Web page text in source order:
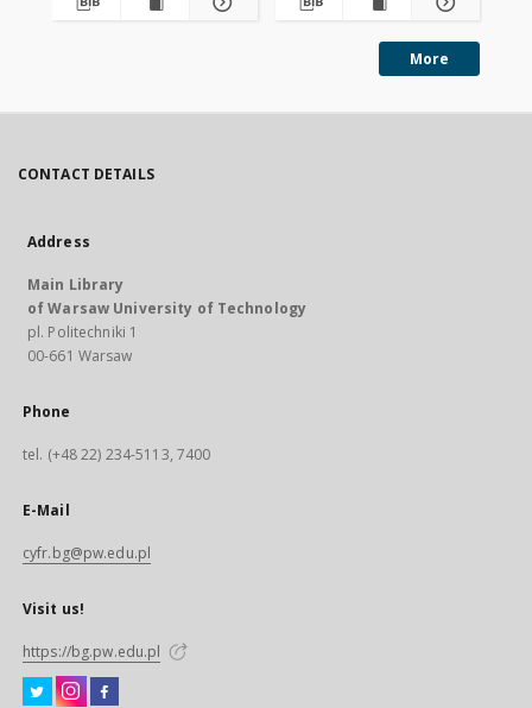
More
CONTACT DETAILS
Address
Main Library
of Warsaw University of Technology
pl. Politechniki 1
00-661 Warsaw
Phone
tel. (+48 22) 234-5113, 7400
E-Mail
cyfr.bg@pw.edu.pl
Visit us!
https://bg.pw.edu.pl